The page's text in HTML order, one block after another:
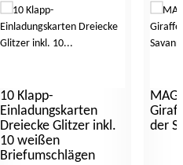
10 Klapp-
Einladungskarten
Dreiecke Glitzer inkl.
10 weißen
Briefumschlägen
der